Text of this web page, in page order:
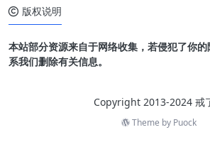
版权说明
本站部分资源来自于网络收集，若侵犯了你
系我们删除有关信息。
Copyright 2013-2024 戒
Theme by Puock